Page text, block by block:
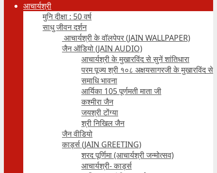
आचार्यश्री
मुनि दीक्षा : 50 वर्ष
साधु जीवन दर्शन
आचार्यश्री के वॉलपेपर (JAIN WALLPAPER)
जैन ऑडियो (JAIN AUDIO)
आचार्यश्री के मुखारविंद से सुनें शांतिधारा
परम पूज्य श्री १०८ अक्षयसागरजी के मुखारविंद से
समाधि भावना
आर्यिका 105 पूर्णमती माता जी
कश्मीरा जैन
जयश्री टोंग्या
श्री निखिल जैन
जैन वीडियो
कार्ड्स (JAIN GREETING)
शरद पूर्णिमा (आचार्यश्री जन्मोत्सव)
आचार्यश्री- कार्ड्स